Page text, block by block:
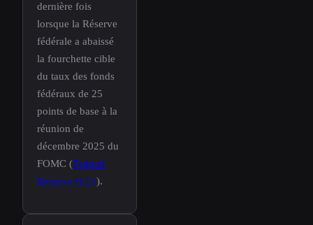
dernière fois
lorsque la Réserve
fédérale a abaissé
la fourchette cible
du taux des fonds
fédéraux de 25
points de base à la
réunion de
décembre 2025 du
FOMC (Federal
Reserve H.15).